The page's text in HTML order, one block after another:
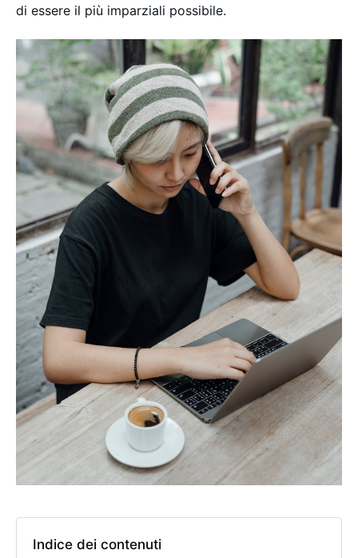
di essere il più imparziali possibile.
Indice dei contenuti